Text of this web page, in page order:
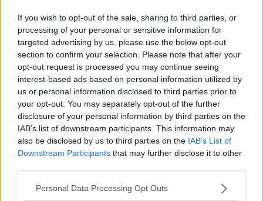
If you wish to opt-out of the sale, sharing to third parties, or
processing of your personal or sensitive information for
targeted advertising by us, please use the below opt-out
section to confirm your selection. Please note that after your
opt-out request is processed you may continue seeing
interest-based ads based on personal information utilized by
us or personal information disclosed to third parties prior to
your opt-out. You may separately opt-out of the further
disclosure of your personal information by third parties on the
IAB’s list of downstream participants. This information may
also be disclosed by us to third parties on the IAB’s List of
Downstream Participants that may further disclose it to other
Personal Data Processing Opt Outs
un fine e un desiderio: quello di valorizzare un luogo - ha dichiarato
l'artistaPaolo Tinghi- Si trattava naturalmente di un luogo fisico,
ma anche di un mio luogo dell’anima, riconoscibile, ma anche
fantastico, patrimonio di tutti, ma anche, per tanti aspetti, solo mio,
intimo e segreto. Il messaggio generale doveva essere però
assolutamente positivo: San Miniato è un luogo magico e si deve
reputare fortunato chi ci abita, chi lo frequenta, chi riesce ad
apprezzarlo".